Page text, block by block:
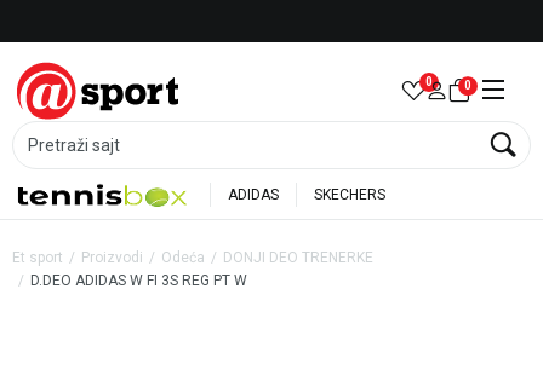
Pretraži sajt
0 0
ADIDAS SKECHERS
Et sport Proizvodi Odeća
DONJI DEO TRENERKE
D.DEO ADIDAS W FI 3S REG PT W